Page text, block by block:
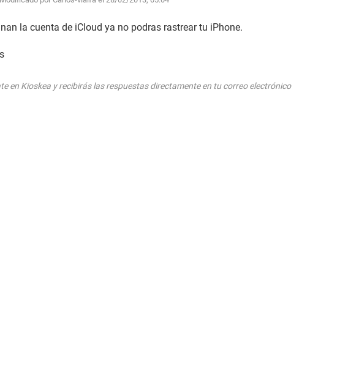
la cuenta de iCloud ya no podras rastrear tu iPhone.
en Kioskea y recibirás las respuestas directamente en tu correo electrónico